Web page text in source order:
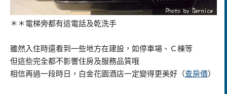
＊＊電梯旁都有這電話及乾洗手
雖然入住時還看到一些地方在建設，如停車場、Ｃ棟等
但這些完全都不影響住房及服務品質哦
相信再過一段時日，白金花園酒店一定變得更美好 （查房價）